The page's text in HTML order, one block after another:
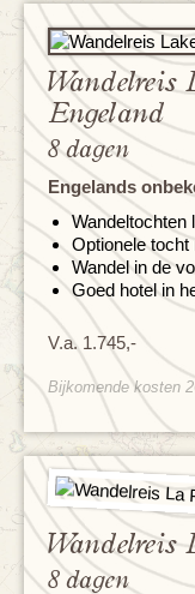
Engeland
8 dagen
Engelands
Wandeltochten
Optionele
Wandel in de
Goed hotel in
V.a. 1.745,-
Bijkomende kosten
Wandelreis
8 dagen